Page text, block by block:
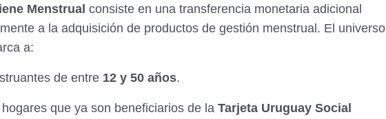
Menstrual consiste en una transferencia monetaria adicional
a la adquisición de productos de gestión menstrual. El universo
a:
de entre 12 y 50 años.
que ya son beneficiarios de la Tarjeta Uruguay Social